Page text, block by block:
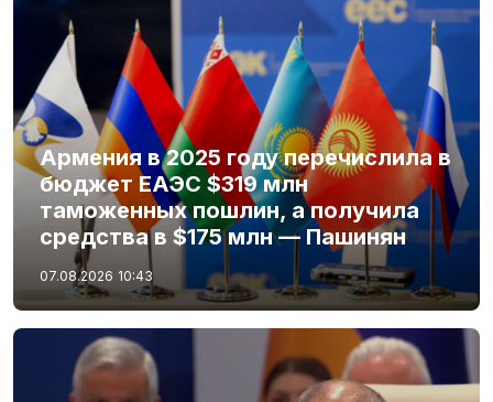
Армения в 2025 году перечислила в
бюджет ЕАЭС $319 млн
таможенных пошлин, а получила
средства в $175 млн — Пашинян
07.08.2026 10:43